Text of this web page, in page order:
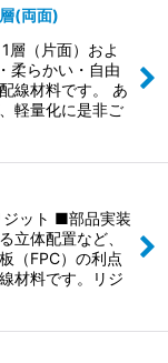
(両面)
層（片面）およ
柔らかい・自由
線材料です。 あ
軽量化に是非ご
ジット ■部品実装
立体配置など、
（FPC）の利点
材料です。リジ